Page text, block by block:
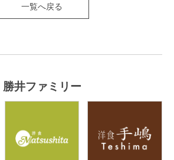
一覧へ戻る
勝井ファミリー